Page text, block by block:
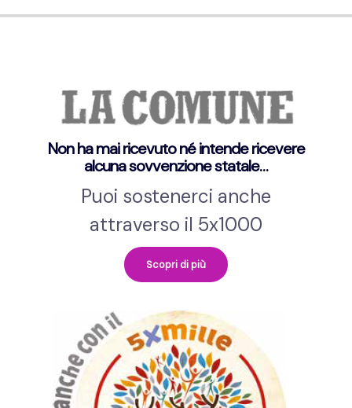
Non ha mai ricevuto né intende ricevere
alcuna sovvenzione statale…
Puoi sostenerci anche
attraverso il 5x1000
Scopri di più